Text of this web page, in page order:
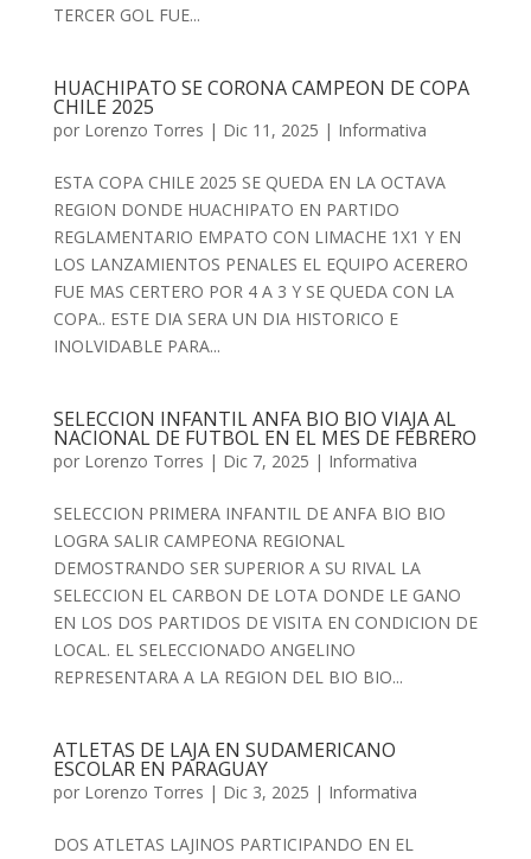
TERCER GOL FUE...
HUACHIPATO SE CORONA CAMPEON DE COPA
CHILE 2025
por Lorenzo Torres | Dic 11, 2025 | Informativa
ESTA COPA CHILE 2025 SE QUEDA EN LA OCTAVA
REGION DONDE HUACHIPATO EN PARTIDO
REGLAMENTARIO EMPATO CON LIMACHE 1X1 Y EN
LOS LANZAMIENTOS PENALES EL EQUIPO ACERERO
FUE MAS CERTERO POR 4 A 3 Y SE QUEDA CON LA
COPA.. ESTE DIA SERA UN DIA HISTORICO E
INOLVIDABLE PARA...
SELECCION INFANTIL ANFA BIO BIO VIAJA AL
NACIONAL DE FUTBOL EN EL MES DE FEBRERO
por Lorenzo Torres | Dic 7, 2025 | Informativa
SELECCION PRIMERA INFANTIL DE ANFA BIO BIO
LOGRA SALIR CAMPEONA REGIONAL
DEMOSTRANDO SER SUPERIOR A SU RIVAL LA
SELECCION EL CARBON DE LOTA DONDE LE GANO
EN LOS DOS PARTIDOS DE VISITA EN CONDICION DE
LOCAL. EL SELECCIONADO ANGELINO
REPRESENTARA A LA REGION DEL BIO BIO...
ATLETAS DE LAJA EN SUDAMERICANO
ESCOLAR EN PARAGUAY
por Lorenzo Torres | Dic 3, 2025 | Informativa
DOS ATLETAS LAJINOS PARTICIPANDO EN EL